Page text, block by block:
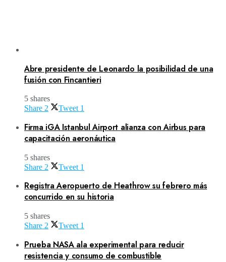
Abre presidente de Leonardo la posibilidad de una
fusión con Fincantieri
5 shares
Share 2 Tweet 1
Firma iGA Istanbul Airport alianza con Airbus para
capacitación aeronáutica
5 shares
Share 2 Tweet 1
Registra Aeropuerto de Heathrow su febrero más
concurrido en su historia
5 shares
Share 2 Tweet 1
Prueba NASA ala experimental para reducir
resistencia y consumo de combustible